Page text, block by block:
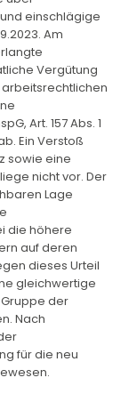
einschlägige
Am
Vergütung
arbeitsrechtlichen
Art. 157 Abs. 1
Ein Verstoß
sowie eine
nicht vor. Der
Lage
die höhere
auf deren
dieses Urteil
gleichwertige
der
Nach
für die neu